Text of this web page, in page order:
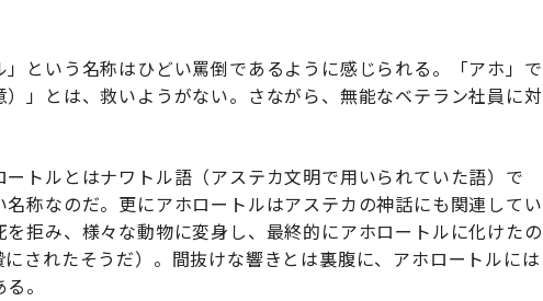
という名称はひどい罵倒であるように感じられる。「アホ」で
）」とは、救いようがない。さながら、無能なベテラン社員に対
トルとはナワトル語（アステカ文明で用いられていた語）で
名称なのだ。更にアホロートルはアステカの神話にも関連してい
拒み、様々な動物に変身し、最終的にアホロートルに化けたの
されたそうだ）。間抜けな響きとは裏腹に、アホロートルには
。